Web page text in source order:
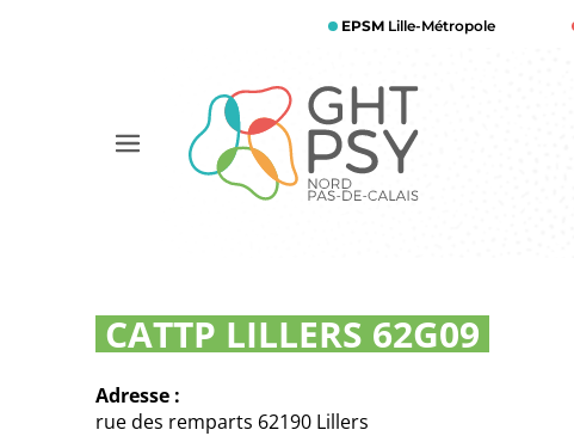
EPSM Lille-Métropole
Afficher
CATTP LILLERS 62G09
Adresse :
rue des remparts 62190 Lillers